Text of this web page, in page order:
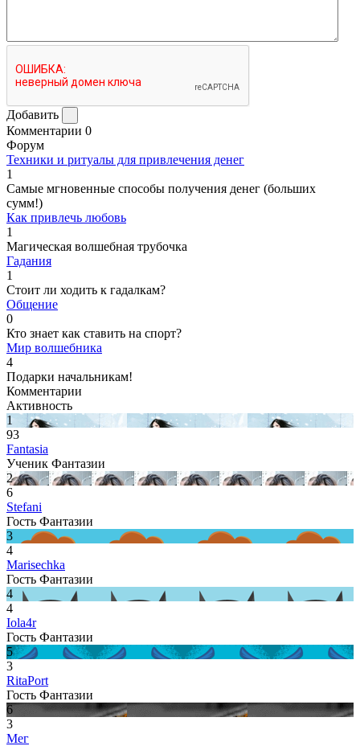
Добавить
Комментарии 0
Форум
Техники и ритуалы для привлечения денег
1
Самые мгновенные способы получения денег (больших
сумм!)
Как привлечь любовь
1
Магическая волшебная трубочка
Гадания
1
Стоит ли ходить к гадалкам?
Общение
0
Кто знает как ставить на спорт?
Мир волшебника
4
Подарки начальникам!
Комментарии
Активность
1
93
Fantasia
Ученик Фантазии
2
6
Stefani
Гость Фантазии
3
4
Marisechka
Гость Фантазии
4
4
Iola4r
Гость Фантазии
5
3
RitaPort
Гость Фантазии
6
3
Мег